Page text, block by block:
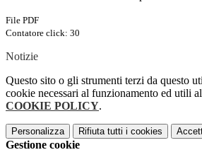
File PDF
Contatore click: 30
Notizie
Questo sito o gli strumenti terzi da questo
cookie necessari al funzionamento ed utili
COOKIE POLICY.
Personalizza Rifiuta tutti i cookies
Gestione cookie